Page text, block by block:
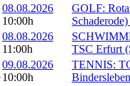
08.08.2026
10:00h
GOLF:
08.08.2026
11:00h
TSC Erfurt
09.08.2026
10:00h
TENNIS: